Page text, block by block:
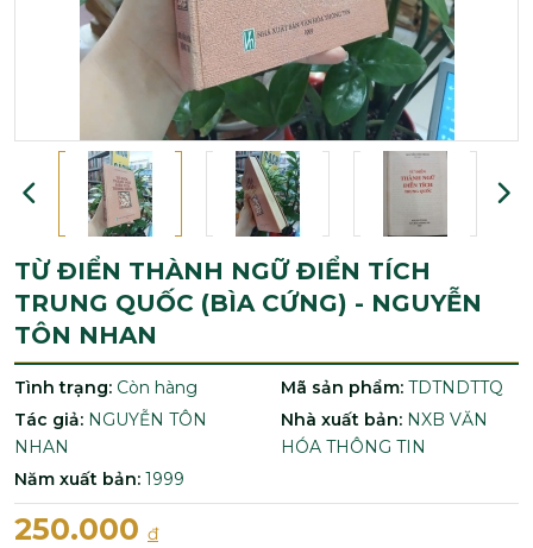
TỪ ĐIỂN THÀNH NGỮ ĐIỂN TÍCH
TRUNG QUỐC (BÌA CỨNG) - NGUYỄN
TÔN NHAN
Tình trạng: Còn hàng Mã sản phẩm: TDTNDTTQ
Tác giả: NGUYỄN TÔN
NHAN
Nhà xuất bản: NXB VĂN
HÓA THÔNG TIN
Năm xuất bản: 1999
250.000 đ